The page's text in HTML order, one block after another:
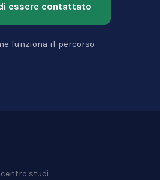
essere contattato
funziona il percorso
centro studi